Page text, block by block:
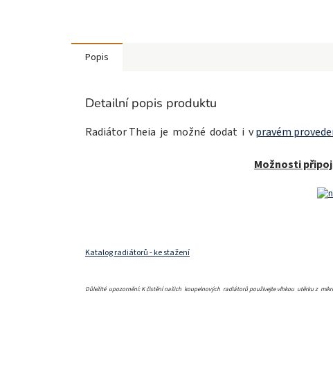
Popis
Detailní popis produktu
Radiátor Theia je možné dodat i vpravém
Možnosti
Katalog radiátorů - ke stažení
Důležité upozornění: K čistění našich koupelnových radiátorů použivejte vlhkou utěrku z